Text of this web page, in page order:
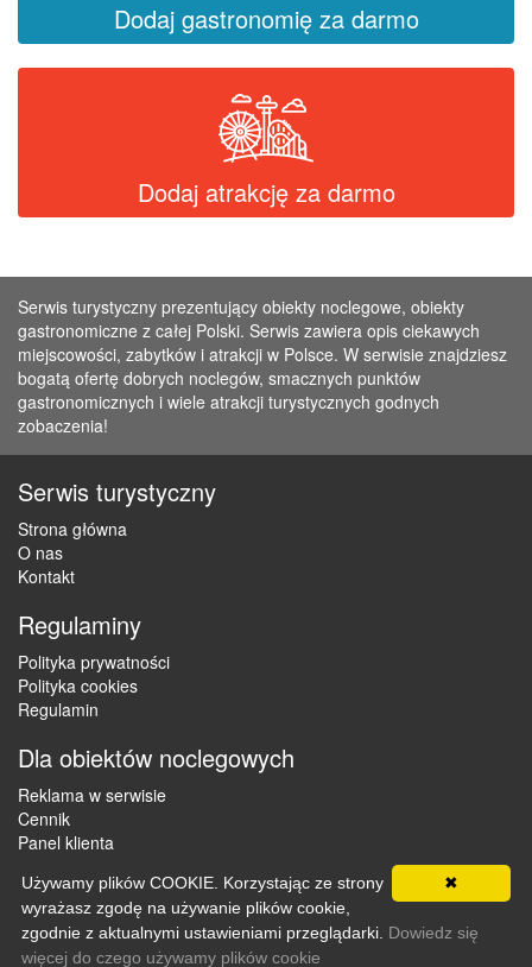
Dodaj gastronomię za darmo
Dodaj atrakcję za darmo
Serwis turystyczny prezentujący obiekty noclegowe, obiekty
gastronomiczne z całej Polski. Serwis zawiera opis ciekawych
miejscowości, zabytków i atrakcji w Polsce. W serwisie znajdziesz
bogatą ofertę dobrych noclegów, smacznych punktów
gastronomicznych i wiele atrakcji turystycznych godnych
zobaczenia!
Serwis turystyczny
Strona główna
O nas
Kontakt
Regulaminy
Polityka prywatności
Polityka cookies
Regulamin
Dla obiektów noclegowych
Reklama w serwisie
Cennik
Panel klienta
Copyright © 2012 - 2026 ZaklepNocleg.pl. Wszystkie prawa
zastrzeżone
✖
Używamy plików COOKIE. Korzystając ze strony
wyrażasz zgodę na używanie plików cookie,
zgodnie z aktualnymi ustawieniami przeglądarki. Dowiedz się
więcej do czego używamy plików cookie